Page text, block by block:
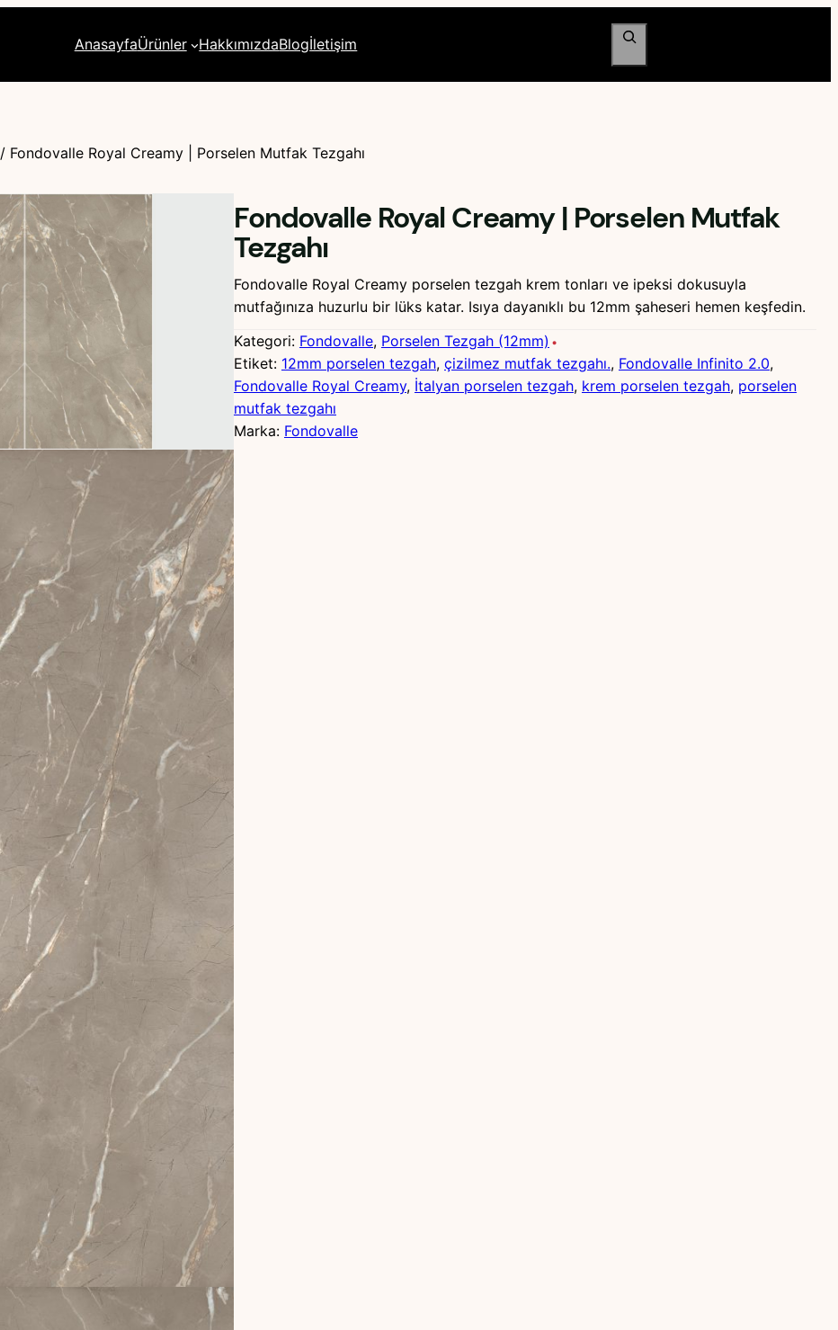
AnasayfaÜrünler HakkımızdaBlogİletişim
Ara
/ Fondovalle Royal Creamy | Porselen Mutfak Tezgahı
Fondovalle Royal Creamy | Porselen Mutfak
Tezgahı
Fondovalle Royal Creamy porselen tezgah krem tonları ve ipeksi dokusuyla
mutfağınıza huzurlu bir lüks katar. Isıya dayanıklı bu 12mm şaheseri hemen keşfedin.
Kategori: Fondovalle, Porselen Tezgah (12mm)
Etiket: 12mm porselen tezgah, çizilmez mutfak tezgahı., Fondovalle Infinito 2.0
Fondovalle Royal Creamy, İtalyan porselen tezgah, krem porselen tezgah, porselen
mutfak tezgahı
Marka: Fondovalle